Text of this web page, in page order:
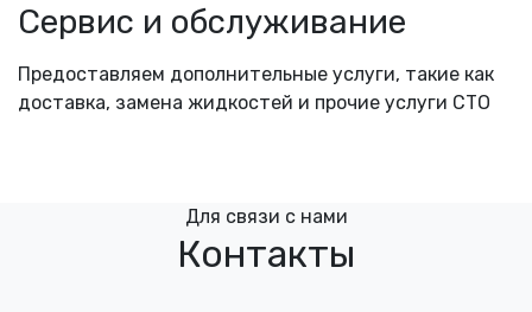
Сервис и обслуживание
Предоставляем дополнительные услуги, такие как
доставка, замена жидкостей и прочие услуги СТО
Для связи с нами
Контакты